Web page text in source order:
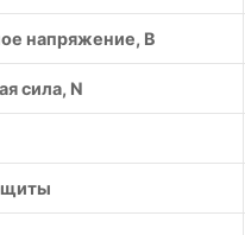
напряжение, В
сила, N